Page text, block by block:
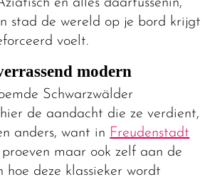
stad de wereld op je bord krijgt
voelt.
modern
Schwarzwälder
de aandacht die ze verdient,
anders, want in Freudenstadt
maar ook zelf aan de
hoe deze klassieker wordt